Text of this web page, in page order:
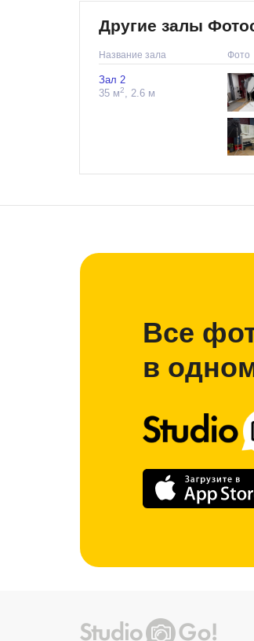
Другие залы
Название зала Фото
Зал 2
35 м2, 2.6 м
Все
в